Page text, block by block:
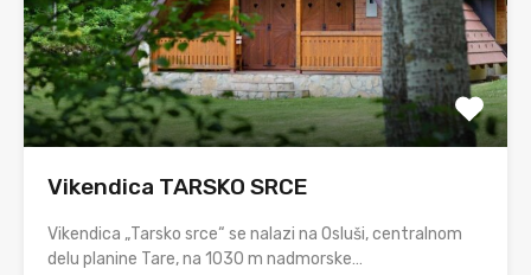
Vikendica TARSKO SRCE
Vikendica „Tarsko srce“ se nalazi na Osluši, centralnom
delu planine Tare, na 1030 m nadmorske…